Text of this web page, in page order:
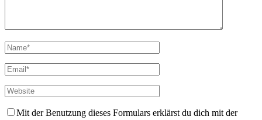
Mit der Benutzung dieses Formulars erklärst du dich mit der